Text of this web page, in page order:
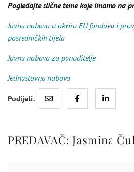
Pogledajte slične teme koje imamo na
Javna nabava u okviru EU fondova i
posredničkih tijela
Javna nabava za ponuditelje
Jednostavna nabava
Podijeli:
PREDAVAČ: Jasmina